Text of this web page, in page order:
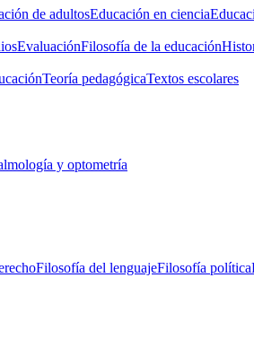
de adultosEducación en ciencia
EvaluaciónFilosofía de la educación
Teoría pedagógicaTextos escolares
y optometría
Filosofía del lenguajeFilosofía política